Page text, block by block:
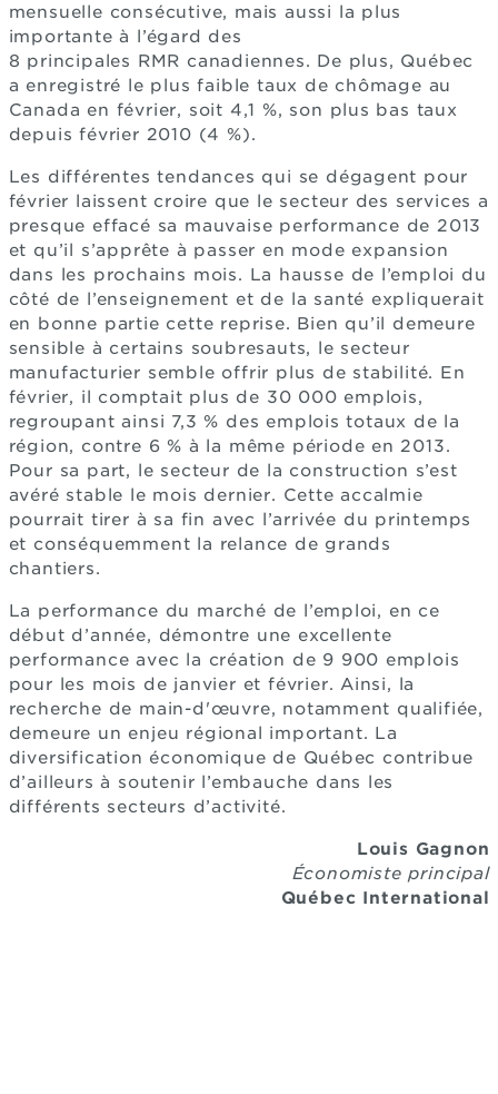
mensuelle consécutive, mais aussi la plus
importante à l’égard des
8 principales RMR canadiennes. De plus, Québec
a enregistré le plus faible taux de chômage au
Canada en février, soit 4,1 %, son plus bas taux
depuis février 2010 (4 %).
Les différentes tendances qui se dégagent pour
février laissent croire que le secteur des services a
presque effacé sa mauvaise performance de 2013
et qu’il s’apprête à passer en mode expansion
dans les prochains mois. La hausse de l’emploi du
côté de l’enseignement et de la santé expliquerait
en bonne partie cette reprise. Bien qu’il demeure
sensible à certains soubresauts, le secteur
manufacturier semble offrir plus de stabilité. En
février, il comptait plus de 30 000 emplois,
regroupant ainsi 7,3 % des emplois totaux de la
région, contre 6 % à la même période en 2013.
Pour sa part, le secteur de la construction s’est
avéré stable le mois dernier. Cette accalmie
pourrait tirer à sa fin avec l’arrivée du printemps
et conséquemment la relance de grands
chantiers.
La performance du marché de l’emploi, en ce
début d’année, démontre une excellente
performance avec la création de 9 900 emplois
pour les mois de janvier et février. Ainsi, la
recherche de main-d'œuvre, notamment qualifiée,
demeure un enjeu régional important. La
diversification économique de Québec contribue
d’ailleurs à soutenir l’embauche dans les
différents secteurs d’activité.
Louis Gagnon
Économiste principal
Québec International